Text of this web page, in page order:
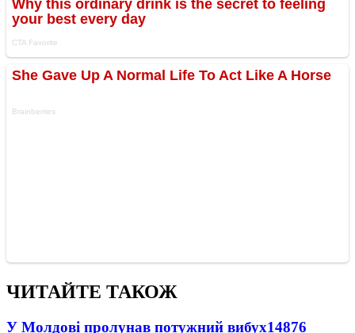
ЧИТАЙТЕ ТАКОЖ
У Молдові пролунав потужний вибух14876